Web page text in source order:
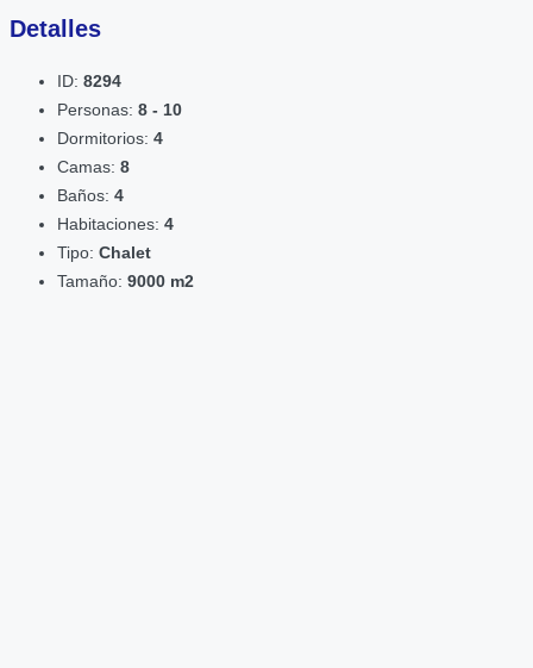
Detalles
ID: 8294
Personas: 8 - 10
Dormitorios: 4
Camas: 8
Baños: 4
Habitaciones: 4
Tipo: Chalet
Tamaño: 9000 m2